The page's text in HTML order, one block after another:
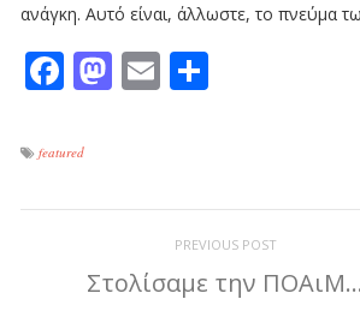
ανάγκη. Αυτό είναι, άλλωστε, το πνεύμα
Facebook
Mastodon
Email
featured
PREVIOUS POST
Στολίσαμε την ΠΟΑιΜ…